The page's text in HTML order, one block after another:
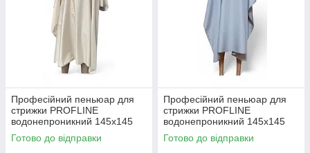
Професійний пеньюар для
стрижки PROFLINE
водонепроникний 145х145
см Бежевий (накидка
перукарська) Арт. 145Б
Готово до відправки
Професійний пеньюар для
стрижки PROFLINE
водонепроникний 145х145
см Сірий (накидка
перукарська) Арт. 145С
Готово до відправки